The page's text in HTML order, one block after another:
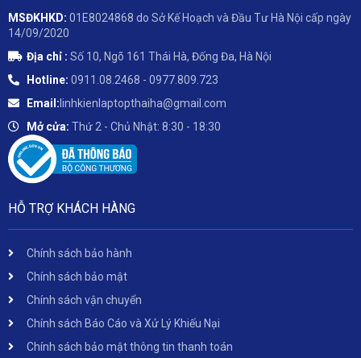
MSĐKHKD: 01E8024868 do Sở Kế Hoạch và Đầu Tư Hà Nội cấp ngày
14/09/2020
Địa chỉ : Số 10, Ngõ 161 Thái Hà, Đống Đa, Hà Nội
Hotline: 0911.08.2468 - 0977.809.723
Email: linhkienlaptopthaiha@gmail.com
Mở cửa: Thứ 2 - Chủ Nhật: 8:30 - 18:30
HỖ TRỢ KHÁCH HÀNG
Chính sách bảo hành
Chính sách bảo mật
Chính sách vận chuyển
Chính sách Báo Cáo và Xử Lý Khiếu Nại
Chính sách bảo mật thông tin thanh toán